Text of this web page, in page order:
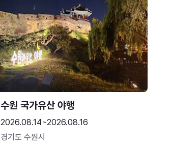
수원 국가유산 야행
2026.08.14~2026.08.16
경기도 수원시